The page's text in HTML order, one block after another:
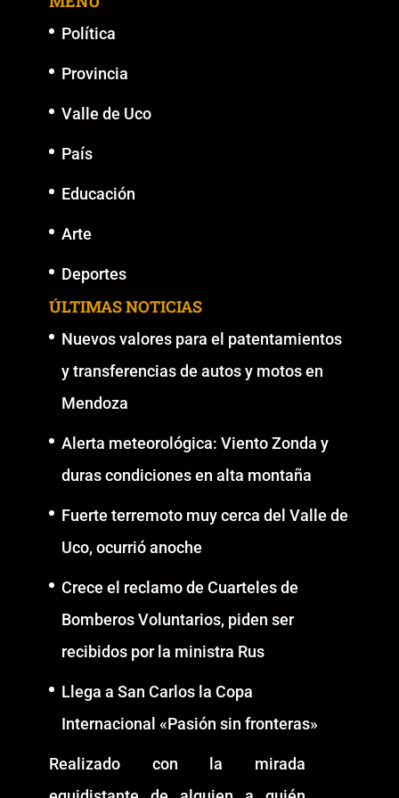
Política
Provincia
Valle de Uco
País
Educación
Arte
Deportes
ÚLTIMAS NOTICIAS
Nuevos valores para el patentamientos
y transferencias de autos y motos en
Mendoza
Alerta meteorológica: Viento Zonda y
duras condiciones en alta montaña
Fuerte terremoto muy cerca del Valle de
Uco, ocurrió anoche
Crece el reclamo de Cuarteles de
Bomberos Voluntarios, piden ser
recibidos por la ministra Rus
Llega a San Carlos la Copa
Internacional «Pasión sin fronteras»
Realizado con la mirada